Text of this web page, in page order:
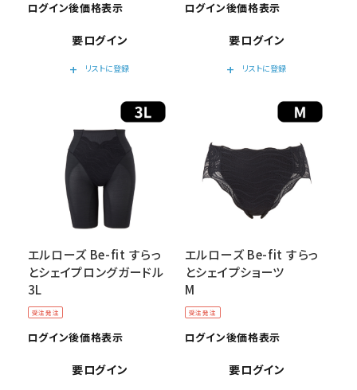
ログイン後価格表示
要ログイン
add
リストに登録
ログイン後価格表示
要ログイン
add
リストに登録
受注発注
エルローズ Be-fit すらっ
とシェイプロングガードル
3L
ログイン後価格表示
要ログイン
受注発注
エルローズ Be-fit すらっ
とシェイプショーツ
M
ログイン後価格表示
要ログイン